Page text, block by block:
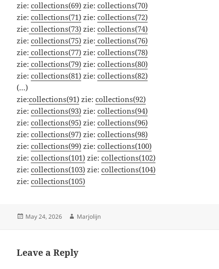
zie:collections(69) zie:collections(70)
zie:collections(71) zie:collections(72)
zie: collections(73) zie:collections(74)
zie:collections(75) zie: collections(76)
zie: collections(77) zie:collections(78)
zie: collections(79) zie:collections(80)
zie:collections(81) zie:collections(82)
(…)
zie:collections(91) zie:collections(92)
zie:collections(93) zie:collections(94)
zie:collections(95) zie:collections(96)
zie:collections(97) zie:collections(98)
zie:collections(99) zie:collections(100)
zie:collections(101) zie:collections(102)
zie:collections(103) zie:collections(104)
zie:collections(105)
Posted
May 24, 2026 Author
Marjolijn
Leave a Reply